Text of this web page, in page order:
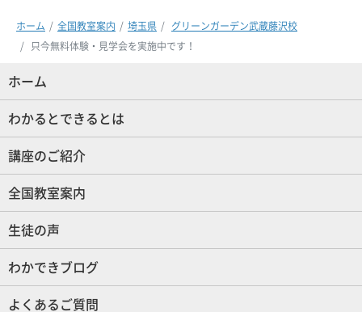
ホーム 全国教室案内 埼玉県
グリーンガーデン武蔵藤沢校
只今無料体験・見学会を実施中です！
ホーム
わかるとできるとは
講座のご紹介
全国教室案内
生徒の声
わかできブログ
よくあるご質問